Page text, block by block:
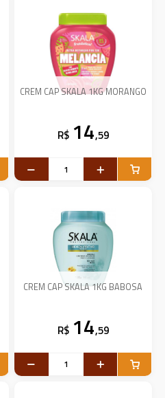
CREM CAP SKALA 1KG MORANGO
R$ 14,59
CREM CAP SKALA 1KG BABOSA
R$ 14,59